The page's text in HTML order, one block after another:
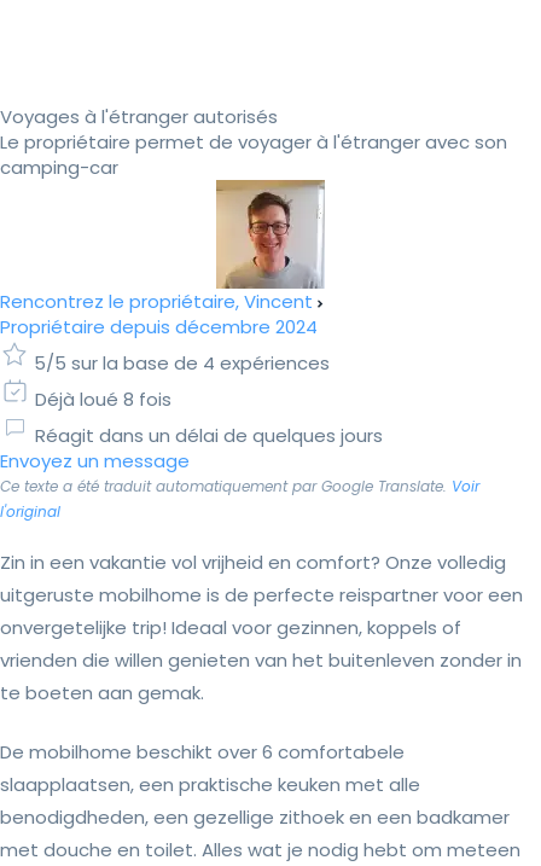
Voyages à l'étranger autorisés
Le propriétaire permet de voyager à l'étranger avec son
camping-car
Rencontrez le propriétaire, Vincent
Propriétaire depuis décembre 2024
5/5 sur la base de 4 expériences
Déjà loué 8 fois
Réagit dans un délai de quelques jours
Envoyez un message
Ce texte a été traduit automatiquement par Google Translate. Voir
l'original
Zin in een vakantie vol vrijheid en comfort? Onze volledig
uitgeruste mobilhome is de perfecte reispartner voor een
onvergetelijke trip! Ideaal voor gezinnen, koppels of
vrienden die willen genieten van het buitenleven zonder in
te boeten aan gemak.
De mobilhome beschikt over 6 comfortabele
slaapplaatsen, een praktische keuken met alle
benodigdheden, een gezellige zithoek en een badkamer
met douche en toilet. Alles wat je nodig hebt om meteen